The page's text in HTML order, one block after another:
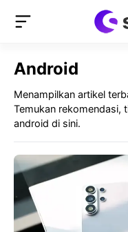
Android
Menampilkan artikel
Temukan rekomendasi,
android di sini.